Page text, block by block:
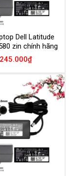
Dell Latitude
zin chính hãng
245.000₫
Add to
Wishlist